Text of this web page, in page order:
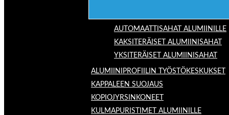
AUTOMAATTISAHAT ALUMIINILLE
KAKSITERÄISET ALUMIINISAHAT
YKSITERÄISET ALUMIINISAHAT
ALUMIINIPROFIILIN TYÖSTÖKESKUKSET
KAPPALEEN SUOJAUS
KOPIOJYRSINKONEET
KULMAPURISTIMET ALUMIINILLE